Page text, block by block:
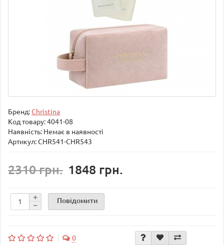
Бренд:Christina
Код товару:4041-08
Наявність: Немає в наявності
Артикул: CHR541-CHR543
2310 грн. 1848 грн.
Повідомити
0